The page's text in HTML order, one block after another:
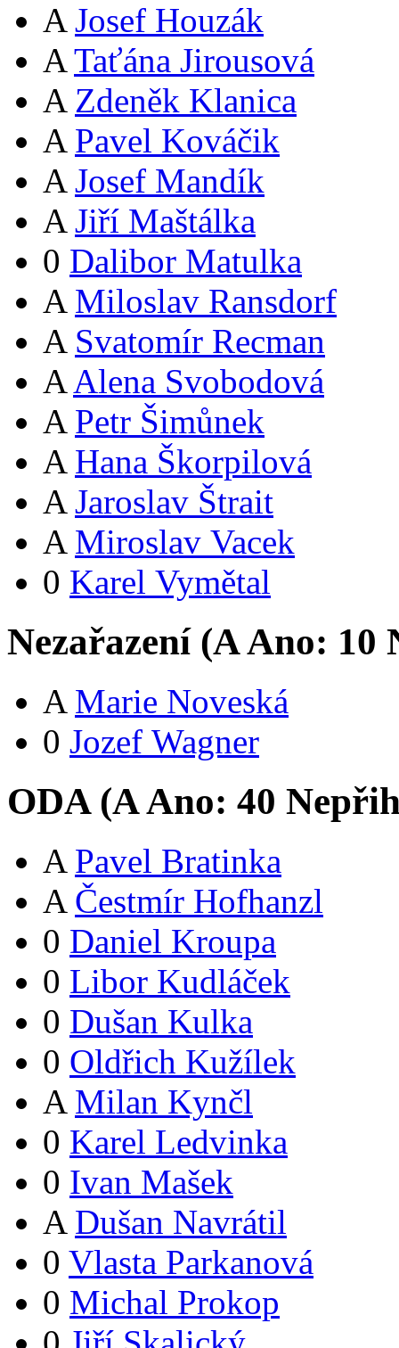
A Josef Houzák
A Taťána Jirousová
A Zdeněk Klanica
A Pavel Kováčik
A Josef Mandík
A Jiří Maštálka
0 Dalibor Matulka
A Miloslav Ransdorf
A Svatomír Recman
A Alena Svobodová
A Petr Šimůnek
A Hana Škorpilová
A Jaroslav Štrait
A Miroslav Vacek
0 Karel Vymětal
Nezařazení (AAno: 10
A Marie Noveská
0 Jozef Wagner
ODA (AAno: 40
A Pavel Bratinka
A Čestmír Hofhanzl
0 Daniel Kroupa
0 Libor Kudláček
0 Dušan Kulka
0 Oldřich Kužílek
A Milan Kynčl
0 Karel Ledvinka
0 Ivan Mašek
A Dušan Navrátil
0 Vlasta Parkanová
0 Michal Prokop